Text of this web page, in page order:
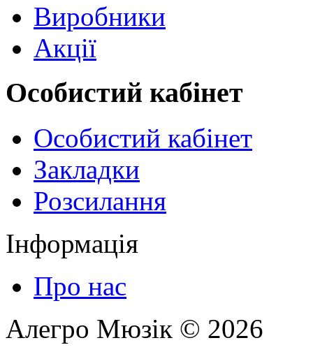
Виробники
Акції
Особистий кабінет
Особистий кабінет
Закладки
Розсилання
Інформація
Про нас
Алегро Мюзік © 2026